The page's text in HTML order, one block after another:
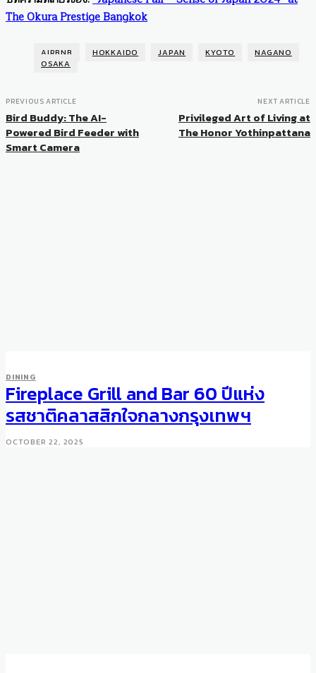
The Okura Prestige Bangkok
AIRBNB HOKKAIDO JAPAN KYOTO
NAGANO
OSAKA
PREVIOUS ARTICLE
Bird Buddy: The AI-
Powered Bird Feeder with
Smart Camera
NEXT ARTICLE
Privileged Art of Living at
The Honor Yothinpattana
DINING
Fireplace Grill and Bar 60 ปีแห่ง
รสชาติคลาสสิกใจกลางกรุงเทพฯ
OCTOBER 22, 2025